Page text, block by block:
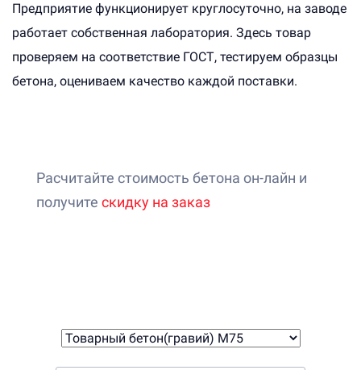
Предприятие функционирует круглосуточно, на заводе
работает собственная лаборатория. Здесь товар
проверяем на соответствие ГОСТ, тестируем образцы
бетона, оцениваем качество каждой поставки.
Расчитайте стоимость бетона он-лайн и
получите скидку на заказ